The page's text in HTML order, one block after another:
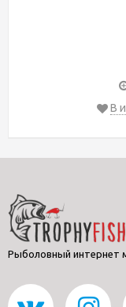
В
Рыболовный интернет